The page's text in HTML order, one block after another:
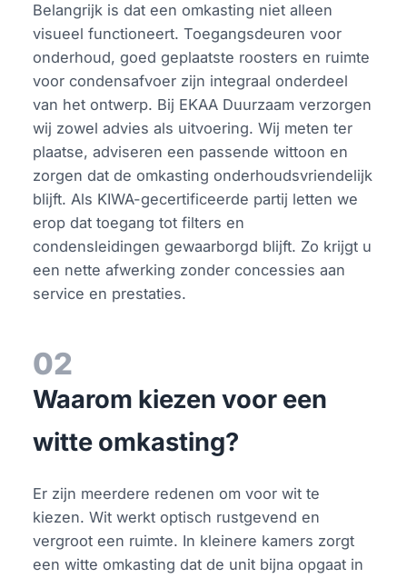
Belangrijk is dat een omkasting niet alleen
visueel functioneert. Toegangsdeuren voor
onderhoud, goed geplaatste roosters en ruimte
voor condensafvoer zijn integraal onderdeel
van het ontwerp. Bij EKAA Duurzaam verzorgen
wij zowel advies als uitvoering. Wij meten ter
plaatse, adviseren een passende wittoon en
zorgen dat de omkasting onderhoudsvriendelijk
blijft. Als KIWA-gecertificeerde partij letten we
erop dat toegang tot filters en
condensleidingen gewaarborgd blijft. Zo krijgt u
een nette afwerking zonder concessies aan
service en prestaties.
02
Waarom kiezen voor een
witte omkasting?
Er zijn meerdere redenen om voor wit te
kiezen. Wit werkt optisch rustgevend en
vergroot een ruimte. In kleinere kamers zorgt
een witte omkasting dat de unit bijna opgaat in